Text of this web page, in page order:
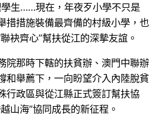
生……現在，年夜歹小學不只是
措措施裝備最齊備的村級小學，也
袂齊心”幫扶從江的深摯友誼。
院那時下轄的扶貧辦、澳門中聯辦
和舉薦下，一向盼望介入內陸脫貧
行政區與從江縣正式簽訂幫扶協
山海”協同成長的新征程。